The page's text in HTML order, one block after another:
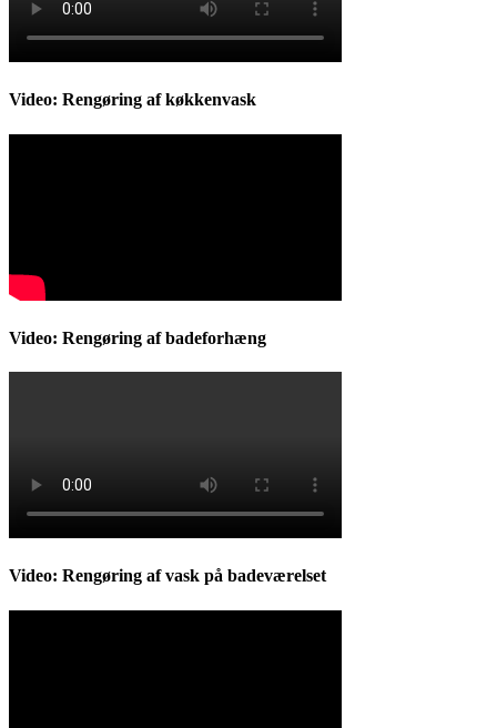
Video: Rengøring af køkkenvask
Video: Rengøring af badeforhæng
Video: Rengøring af vask på badeværelset